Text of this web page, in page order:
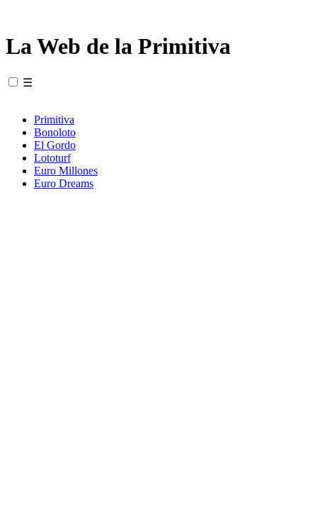
La Web de la Primitiva
☰
Primitiva
Bonoloto
El Gordo
Lototurf
Euro Millones
Euro Dreams